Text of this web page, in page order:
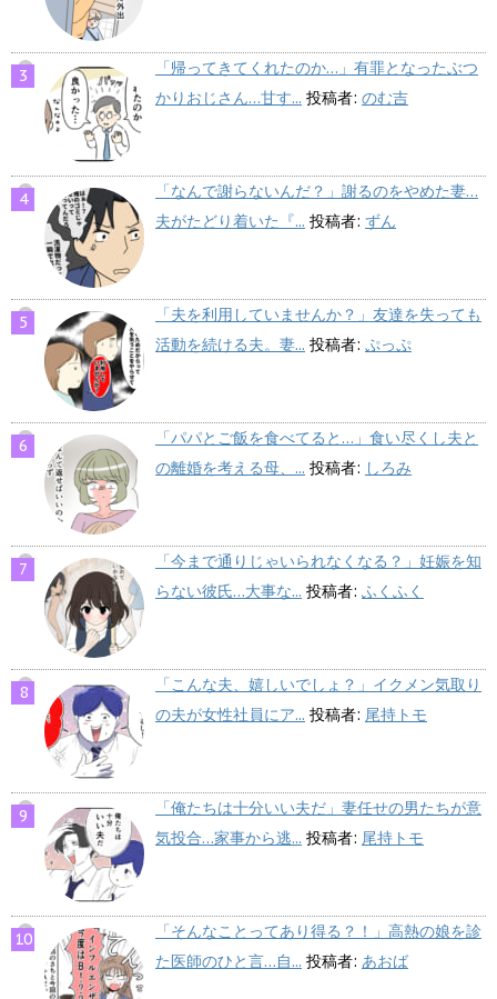
「帰ってきてくれたのか…」有罪となったぶつ
かりおじさん…甘す... 投稿者: のむ吉
「なんで謝らないんだ？」謝るのをやめた妻…
夫がたどり着いた『... 投稿者: ずん
「夫を利用していませんか？」友達を失っても
活動を続ける夫。妻... 投稿者: ぷっぷ
「パパとご飯を食べてると…」食い尽くし夫と
の離婚を考える母、... 投稿者: しろみ
「今まで通りじゃいられなくなる？」妊娠を知
らない彼氏…大事な... 投稿者: ふくふく
「こんな夫、嬉しいでしょ？」イクメン気取り
の夫が女性社員にア... 投稿者: 尾持トモ
「俺たちは十分いい夫だ」妻任せの男たちが意
気投合…家事から逃... 投稿者: 尾持トモ
「そんなことってあり得る？！」高熱の娘を診
た医師のひと言…自... 投稿者: あおば